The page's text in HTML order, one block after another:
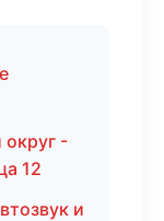
-
12
и